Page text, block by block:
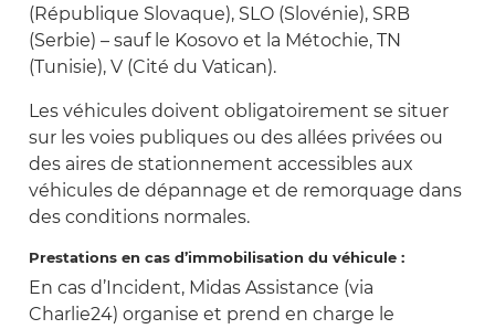
(République Slovaque), SLO (Slovénie), SRB
(Serbie) – sauf le Kosovo et la Métochie, TN
(Tunisie), V (Cité du Vatican).
Les véhicules doivent obligatoirement se situer
sur les voies publiques ou des allées privées ou
des aires de stationnement accessibles aux
véhicules de dépannage et de remorquage dans
des conditions normales.
Prestations en cas d’immobilisation du véhicule :
En cas d’Incident, Midas Assistance (via
Charlie24) organise et prend en charge le